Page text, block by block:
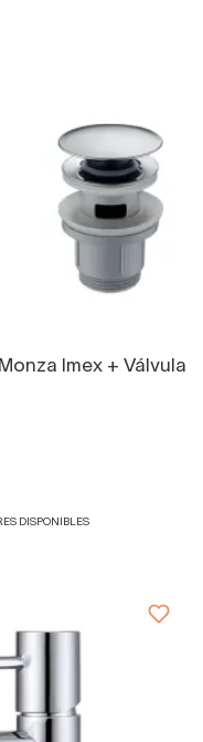
Imex + Válvula
DISPONIBLES